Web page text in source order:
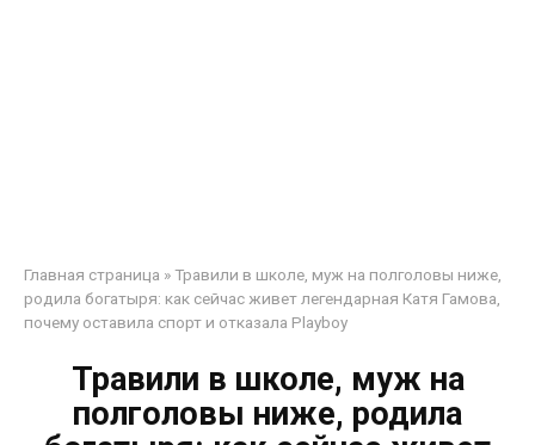
Главная страница »Травили в школе, муж на полголовы ниже,
родила богатыря: как сейчас живет легендарная Катя Гамова,
почему оставила спорт и отказала Playboy
Травили в школе, муж на
полголовы ниже, родила